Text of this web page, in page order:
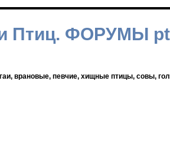
Птиц. ФОРУМЫ
врановые, певчие, хищные птицы, совы,